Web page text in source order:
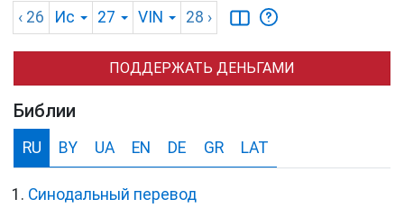
‹ 26 Ис 27 VIN 28 ›
ПОДДЕРЖАТЬ ДЕНЬГАМИ
Библии
RU BY UA EN DE GR LAT
Синодальный перевод